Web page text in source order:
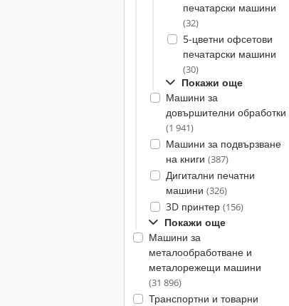
печатарски машини
(32)
5-цветни офсетови
печатарски машини
(30)
Покажи още
Машини за
довършителни обработки
(1 941)
Машини за подвързване
на книги (387)
Дигитални печатни
машини (326)
3D принтер (156)
Покажи още
Машини за
металообработване и
металорежещи машини
(31 896)
Транспортни и товарни